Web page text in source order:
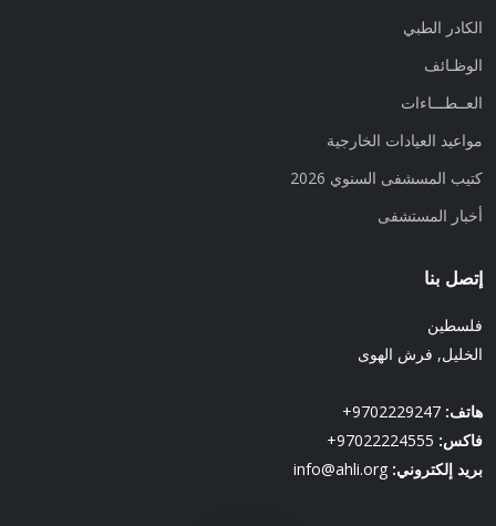
الكادر الطبي
الوظـائف
العــطـــاءات
مواعيد العيادات الخارجية
كتيب المسشفى السنوي 2026
أخبار المستشفى
إتصل بنا
فلسطين
الخليل, فرش الهوى
هاتف:
فاكس:
بريد إلكتروني: